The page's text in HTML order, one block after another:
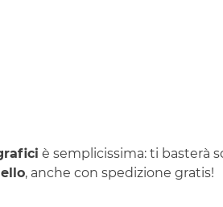
è semplicissima: ti basterà
, anche con spedizione gratis!